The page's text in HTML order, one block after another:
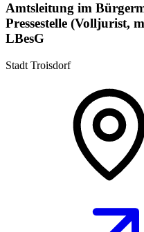
Amtsleitung im
Pressestelle (Volljurist,
LBesG
Stadt Troisdorf